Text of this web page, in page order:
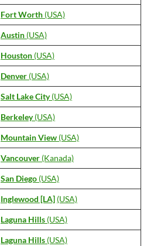
Fort Worth (USA)
Austin (USA)
Houston (USA)
Denver (USA)
Salt Lake City(USA)
Berkeley(USA)
Mountain View (USA)
Vancouver (Kanada)
San Diego (USA)
Inglewood [LA] (USA)
Laguna Hills (USA)
Laguna Hills (USA)